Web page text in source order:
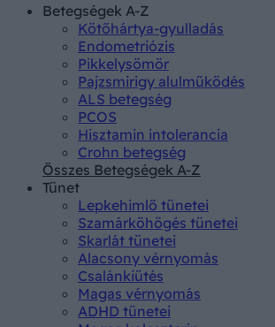
Betegségek A-Z
Kötőhártya-gyulladás
Endometriózis
Pikkelysömör
Pajzsmirigy alulműködés
ALS betegség
PCOS
Hisztamin intolerancia
Crohn betegség
Összes Betegségek A-Z
Tünet
Lepkehimlő tünetei
Szamárköhögés tünetei
Skarlát tünetei
Alacsony vérnyomás
Csalánkiütés
Magas vérnyomás
ADHD tünetei